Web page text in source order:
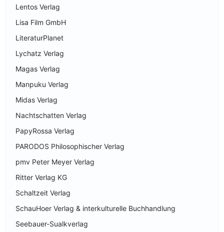
Lentos Verlag
Lisa Film GmbH
LiteraturPlanet
Lychatz Verlag
Magas Verlag
Manpuku Verlag
Midas Verlag
Nachtschatten Verlag
PapyRossa Verlag
PARODOS Philosophischer Verlag
pmv Peter Meyer Verlag
Ritter Verlag KG
Schaltzeit Verlag
SchauHoer Verlag & interkulturelle Buchhandlung
Seebauer-Sualkverlag